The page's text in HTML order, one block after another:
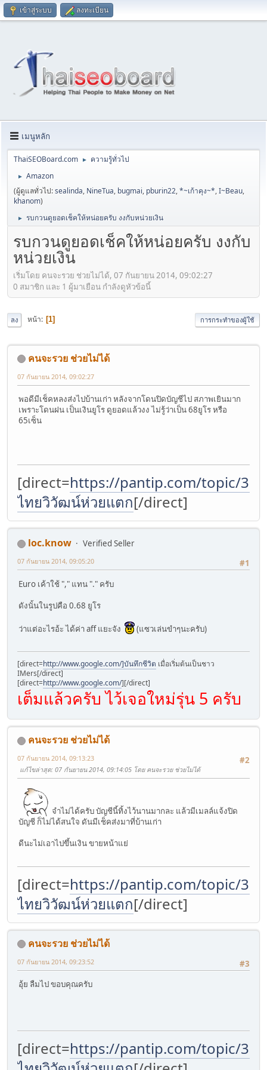
เข้าสู่ระบบ ลงทะเบียน
เมนูหลัก
ThaiSEOBoard.com ► ความรู้ทั่วไป
►
Amazon
(ผู้ดูแลทั่วไป:sealinda, NineTua, bugmai, pburin22,*~เก้าคุง~*,I~Beau,
khanom)
► รบกวนดูยอดเช็คให้หน่อยครับ งงกับหน่วยเงิน
รบกวนดูยอดเช็คให้หน่อยครับ งงกับ
หน่วยเงิน
เริ่มโดย คนจะรวย ช่วยไม่ได้, 07 กันยายน 2014, 09:02:27
0 สมาชิก และ 1 ผู้มาเยือน กำลังดูหัวข้อนี้
ลง หน้า 1 การกระทำของผู้ใช้
คนจะรวย ช่วยไม่ได้
07 กันยายน 2014, 09:02:27
พอดีมีเช็คหลงส่งไปบ้านเก่า หลังจากโดนปิดบัญชีไป สภาพเยินมาก
เพราะโดนฝน เป็นเงินยูโร ดูยอดแล้วงง ไม่รู้ว่าเป็น 68ยูโร หรือ
65เซ็น
[direct=https://pantip.com/topic/
ไทยวิวัฒน์ห่วยแตก[/direct]
loc.know
Verified Seller
#1
07 กันยายน 2014, 09:05:20
Euro เค้าใช้ "," แทน "." ครับ
ดังนั้นในรูปคือ 0.68 ยูโร
ว่าแต่อะไรอ้ะ ได้ค่า aff แยะจัง (แซวเล่นขำๆนะครับ)
[direct=http://www.google.com/]บันทึกชีวิต เมื่อเริ่มต้นเป็นชาว
IMers[/direct]
[direct=http://www.google.com/][/direct]
เต็มแล้วครับ ไว้เจอใหม่รุ่น 5 ครับ
คนจะรวย ช่วยไม่ได้
#2
07 กันยายน 2014, 09:13:23
แก้ไขล่าสุด: 07 กันยายน 2014, 09:14:05 โดย คนจะรวย ช่วยไม่ได้
จำไม่ได้ครับ บัญชีนี้ทิ้งไว้นานมากละ แล้วมีเมลล์แจ้งปิด
บัญชี ก็ไม่ได้สนใจ ดันมีเช็คส่งมาที่บ้านเก่า
ดีนะไม่เอาไปขึ้นเงิน ขายหน้าแย่
[direct=https://pantip.com/topic/
ไทยวิวัฒน์ห่วยแตก[/direct]
คนจะรวย ช่วยไม่ได้
#3
07 กันยายน 2014, 09:23:52
อุ้ย ลืมไป ขอบคุณครับ
[direct=https://pantip.com/topic/